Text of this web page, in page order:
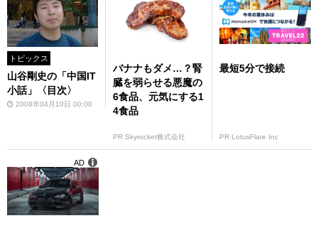
トピックス
山谷剛史の「中国IT
小話」〈目次〉
2008年04月10日 00:00
バナナもダメ…？腎
臓を弱らせる悪魔の
6食品、元気にする1
4食品
PR Skyrocket株式会社
最短5分で接続
PR LotusFlare Inc
AD